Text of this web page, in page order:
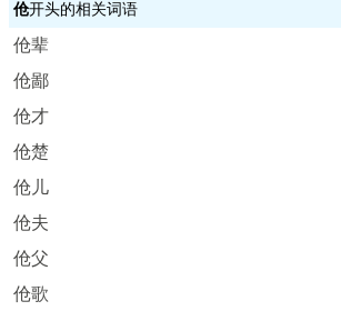
伧开头的相关词语
伧辈
伧鄙
伧才
伧楚
伧儿
伧夫
伧父
伧歌